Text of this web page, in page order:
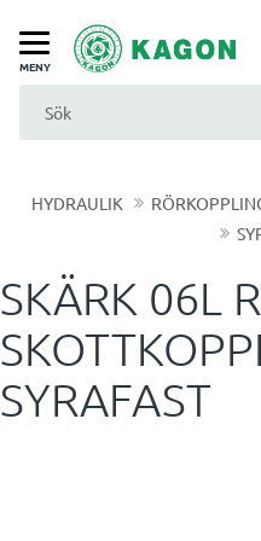
Meny
HYDRAULIK
SKÄRK 06L
SYRAFAST